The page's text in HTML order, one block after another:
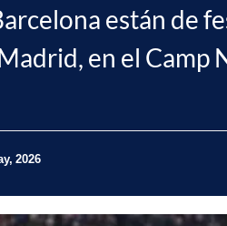
están de
en el Camp
2026